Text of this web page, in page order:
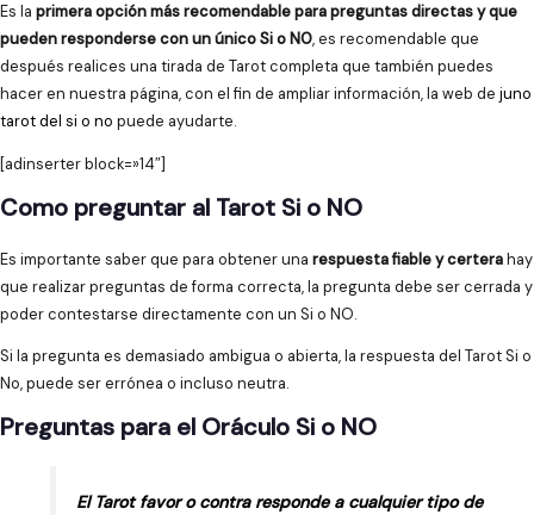
Es la primera opción más recomendable para preguntas directas y que
pueden responderse con un único Si o NO, es recomendable que
después realices una tirada de Tarot completa que también puedes
hacer en nuestra página, con el fin de ampliar información, la web de juno
tarot del si o no puede ayudarte.
[adinserter block=»14″]
Como preguntar al Tarot Si o NO
Es importante saber que para obtener una respuesta fiable y certerahay
que realizar preguntas de forma correcta, la pregunta debe ser cerrada y
poder contestarse directamente con un Si o NO.
Si la pregunta es demasiado ambigua o abierta, la respuesta del Tarot Si o
No, puede ser errónea o incluso neutra.
Preguntas para el Oráculo Si o NO
El Tarot favor o contra responde a cualquier tipo de